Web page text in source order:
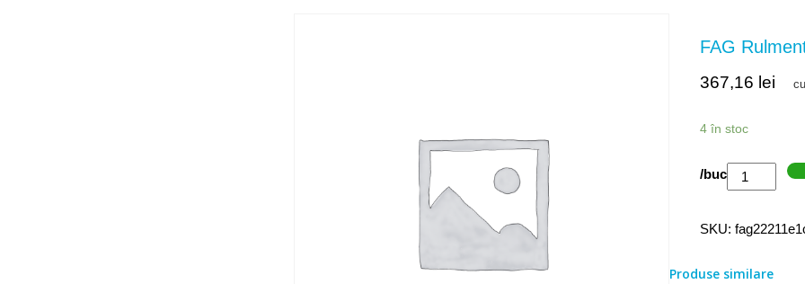
FAG
367,16 lei
4 în stoc
Cantitate
/buc
SKU:
Produse similare